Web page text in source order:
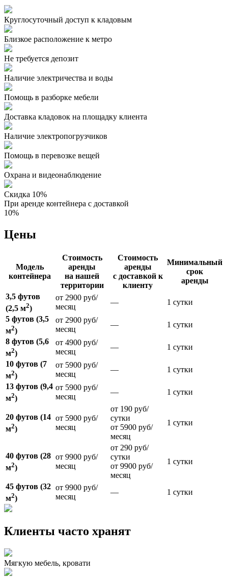
Круглосуточный доступ к кладовым
Близкое расположение к метро
Не требуется депозит
Наличие электричества и воды
Помощь в разборке мебели
Доставка кладовок на площадку клиента
Наличие электропогрузчиков
Помощь в перевозке вещей
Охрана и видеонаблюдение
Скидка 10%
При аренде контейнера с доставкой
10%
Цены
Модель
контейнера
Стоимость
аренды
на нашей
территории
Стоимость
аренды
с доставкой к
клиенту
Минимальный
срок
аренды
3,5 футов
(2,5 м2)
от 2900 руб/
месяц
—
1 сутки
5 футов (3,5
м2)
от 2900 руб/
месяц
—
1 сутки
8 футов (5,6
м2)
от 4900 руб/
месяц
—
1 сутки
10 футов (7
м2)
от 5900 руб/
месяц
—
1 сутки
13 футов (9,4
м2)
от 5900 руб/
месяц
— 1 сутки
20 футов (14
м2)
от 5900 руб/
месяц
от 190 руб/
сутки
от 5900 руб/
месяц
1 сутки
40 футов (28
м2)
от 9900 руб/
месяц
от 290 руб/
сутки
от 9900 руб/
месяц
1 сутки
45 футов (32
м2)
от 9900 руб/
месяц
— 1 сутки
Клиенты часто хранят
Мягкую мебель, кровати